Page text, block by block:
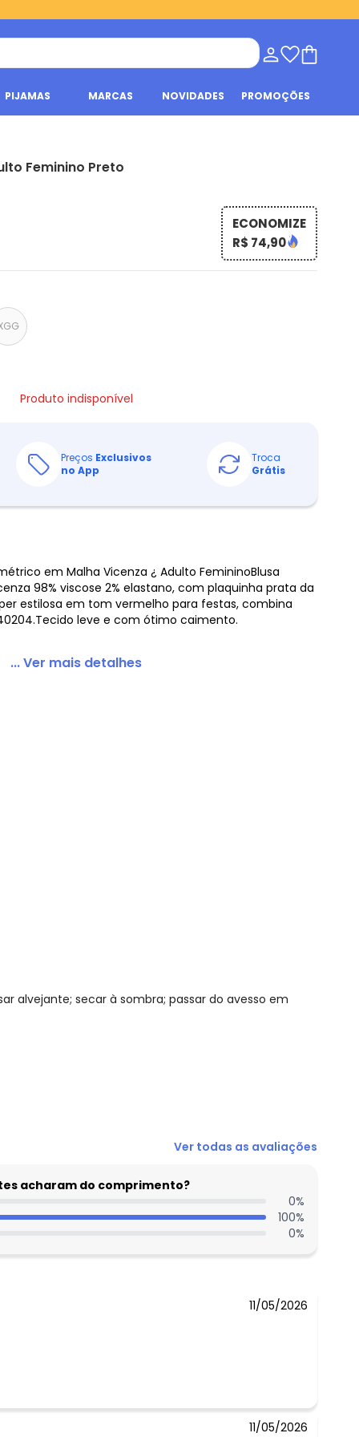
PIJAMAS MARCAS NOVIDADES PROMOÇÕES
Feminino Preto
ECONOMIZE
R$ 74,90
Produto indisponível
Preços Exclusivos
no App
Troca
Grátis
em Malha Vicenza ¿ Adulto FemininoBlusa
98% viscose 2% elastano, com plaquinha prata da
estilosa em tom vermelho para festas, combina
leve e com ótimo caimento.
... Ver mais detalhes
alvejante; secar à sombra; passar do avesso em
N/D*
R$ 32,1
N/D*
N/D*
N/D*
Ver todas as avaliações
acharam do comprimento?
0%
100%
0%
11/05/2026
11/05/2026